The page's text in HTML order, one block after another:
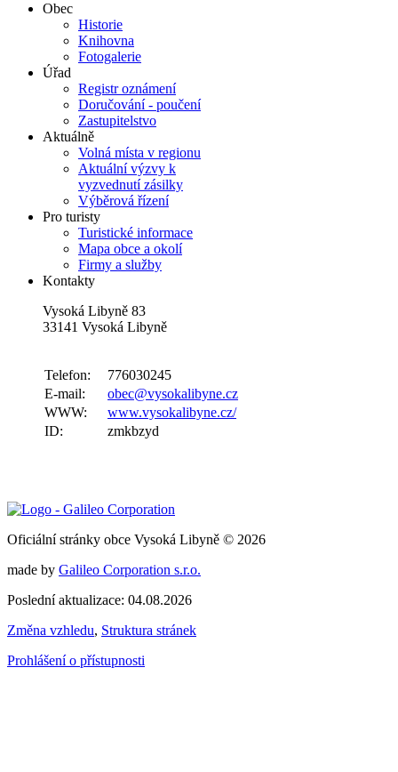
Obec
Historie
Knihovna
Fotogalerie
Úřad
Registr oznámení
Doručování - poučení
Zastupitelstvo
Aktuálně
Volná místa v regionu
Aktuální výzvy k
vyzvednutí zásilky
Výběrová řízení
Pro turisty
Turistické informace
Mapa obce a okolí
Firmy a služby
Kontakty
Vysoká Libyně 83
33141 Vysoká Libyně
Telefon:
776030245
E-mail:
obec@vysokalibyne.cz
WWW:
www.vysokalibyne.cz/
ID:
zmkbzyd
Oficiální stránky obce Vysoká Libyně © 2026
made by Galileo Corporation s.r.o.
Poslední aktualizace: 04.08.2026
Změna vzhledu, Struktura stránek
Prohlášení o přístupnosti